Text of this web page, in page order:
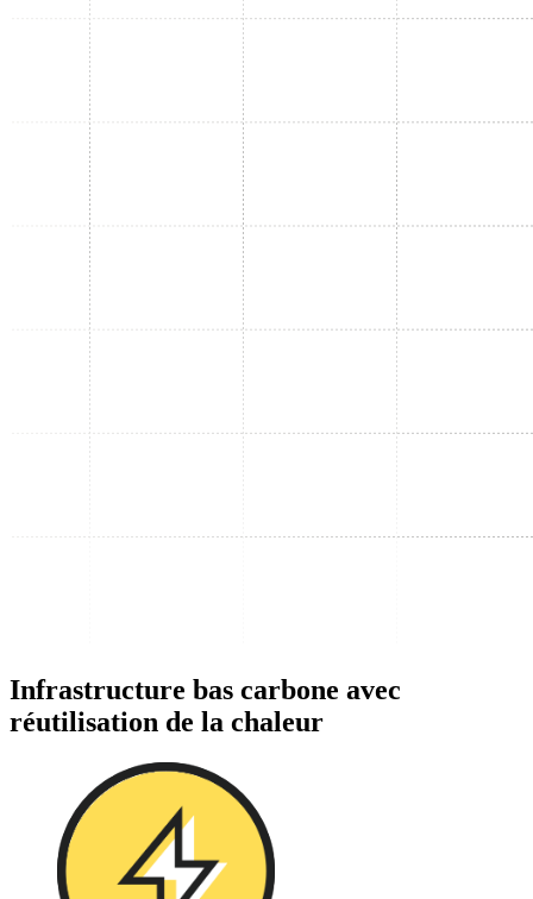
Infrastructure bas carbone avec
réutilisation de la chaleur